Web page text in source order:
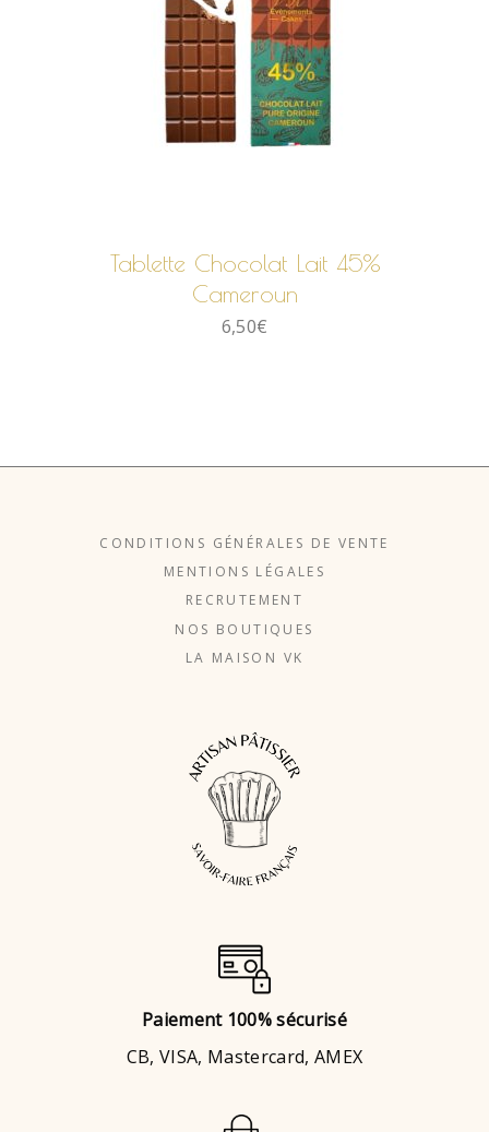
Tablette Chocolat Lait 45%
Cameroun
6,50€
CONDITIONS GÉNÉRALES DE VENTE
MENTIONS LÉGALES
RECRUTEMENT
NOS BOUTIQUES
LA MAISON VK
Paiement 100% sécurisé
CB, VISA, Mastercard, AMEX